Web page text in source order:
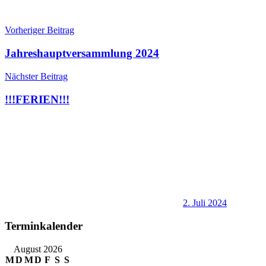
Beitragsnavigation
Vorheriger Beitrag
Jahreshauptversammlung 2024
Nächster Beitrag
!!!FERIEN!!!
2. Juli 2024
Terminkalender
August 2026
MD MD F S S